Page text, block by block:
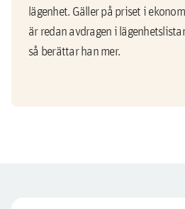
lägenhet. Gäller på priset i
är redan avdragen i
så berättar han mer.